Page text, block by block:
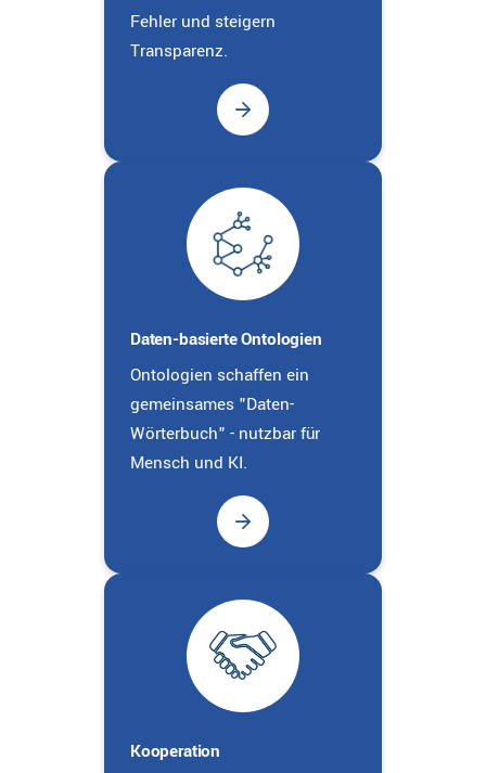
Fehler und steigern
Transparenz.
Daten-basierte Ontologien
Ontologien schaffen ein
gemeinsames "Daten-
Wörterbuch" - nutzbar für
Mensch und KI.
Kooperation